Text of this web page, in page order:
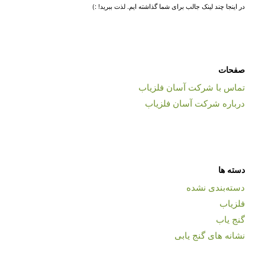
در اینجا چند لینک جالب برای شما گذاشته ایم. لذت ببرید! :)
صفحات
تماس با شرکت آسان فلزیاب
درباره شرکت آسان فلزیاب
دسته ها
دسته‌بندی نشده
فلزیاب
گنج یاب
نشانه های گنج یابی